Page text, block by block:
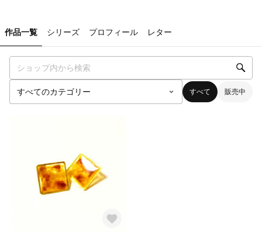
作品一覧 シリーズ プロフィール レター
すべて 販売中